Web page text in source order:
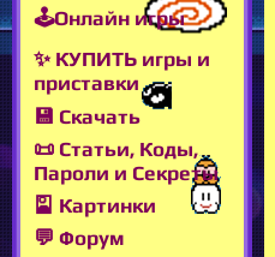
🕹Онлайн игры
✨ КУПИТЬ игры и
приставки
💾 Скачать
📜 Статьи, Коды,
Пароли и Секреты
🎴 Картинки
💬 Форум